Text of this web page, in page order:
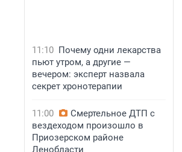
11:10 Почему одни лекарства
пьют утром, а другие —
вечером: эксперт назвала
секрет хронотерапии
11:00
Смертельное ДТП с
вездеходом произошло в
Приозерском районе
Ленобласти